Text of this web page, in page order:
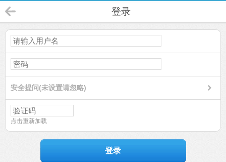
登录
安全提问(未设置请忽略)
点击重新加载
登录